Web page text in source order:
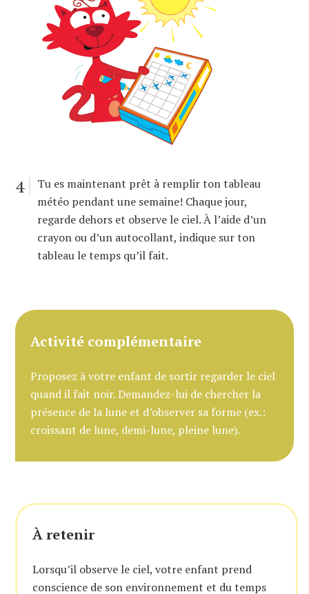
4
Tu es maintenant prêt à remplir ton tableau
météo pendant une semaine! Chaque jour,
regarde dehors et observe le ciel. À l’aide d’un
crayon ou d’un autocollant, indique sur ton
tableau le temps qu’il fait.
Activité complémentaire
Proposez à votre enfant de sortir regarder le ciel
quand il fait noir. Demandez-lui de chercher la
présence de la lune et d’observer sa forme (ex.:
croissant de lune, demi-lune, pleine lune).
À retenir
Lorsqu’il observe le ciel, votre enfant prend
conscience de son environnement et du temps